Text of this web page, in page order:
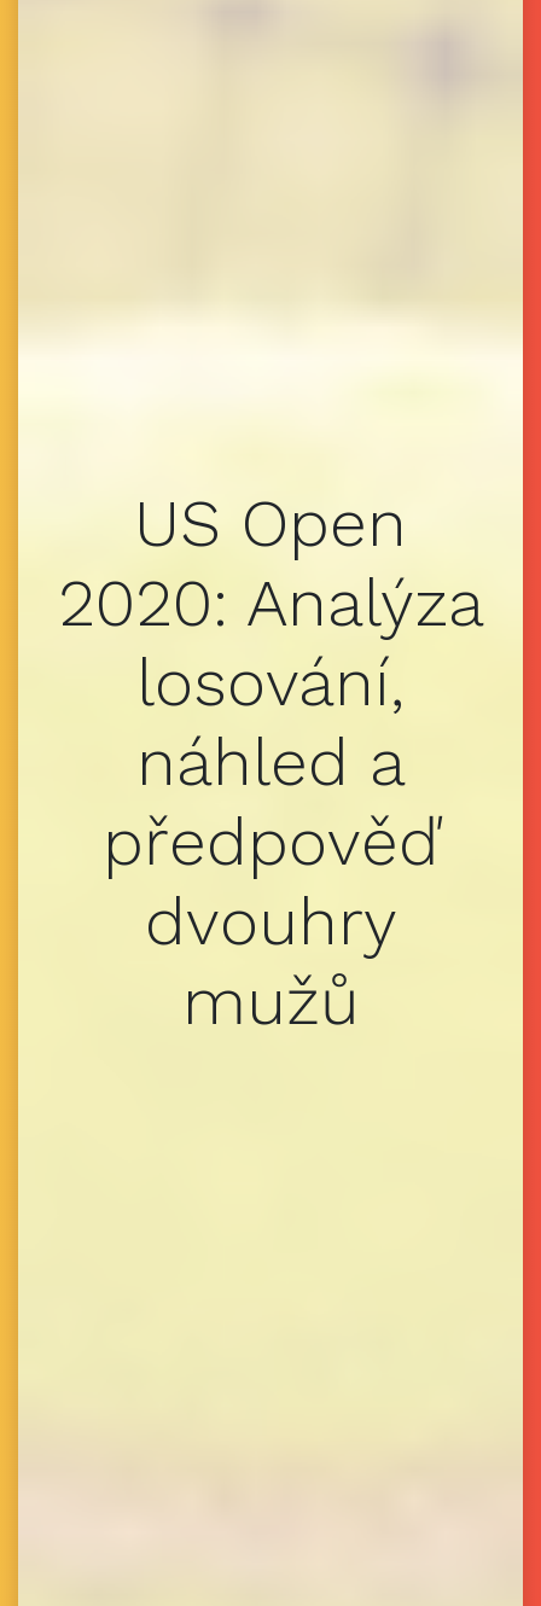
US Open
2020: Analýza
losování,
náhled a
předpověď
dvouhry
mužů